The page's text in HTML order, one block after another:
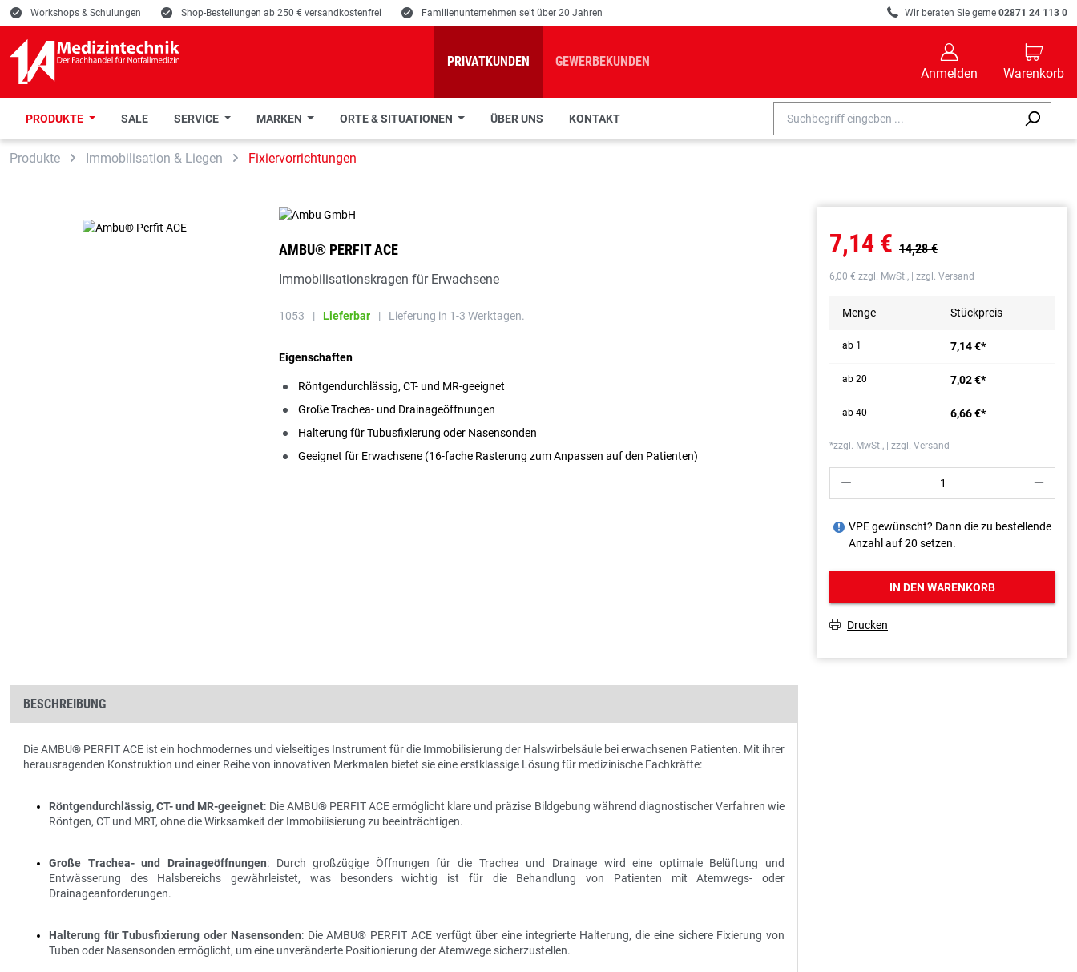
Zur Suche springen
Zur Hauptnavigation springen
E Workshops & Schulungen E Shop-Bestellungen ab 250 € versandkostenfrei E Familienunternehmen seit über 20 Jahren R Wir beraten Sie gerne 02871 24 113 0
PRIVATKUNDEN GEWERBEKUNDEN
B
Anmelden
C
Warenkorb
PRODUKTE SALE SERVICE MARKEN ORTE & SITUATIONEN ÜBER UNS KONTAKT
Produkte Immobilisation & Liegen Fixiervorrichtungen
AMBU® PERFIT ACE
Immobilisationskragen für Erwachsene
1053 | Lieferbar | Lieferung in 1-3 Werktagen.
Eigenschaften
Röntgendurchlässig, CT- und MR-geeignet
Große Trachea- und Drainageöffnungen
Halterung für Tubusfixierung oder Nasensonden
Geeignet für Erwachsene (16-fache Rasterung zum Anpassen auf den Patienten)
BESCHREIBUNG
Die AMBU® PERFIT ACE ist ein hochmodernes und vielseitiges Instrument für die Immobilisierung der Halswirbelsäule bei erwachsenen Patienten. Mit ihrer
herausragenden Konstruktion und einer Reihe von innovativen Merkmalen bietet sie eine erstklassige Lösung für medizinische Fachkräfte:
Röntgendurchlässig, CT- und MR-geeignet: Die AMBU® PERFIT ACE ermöglicht klare und präzise Bildgebung während diagnostischer Verfahren wie
Röntgen, CT und MRT, ohne die Wirksamkeit der Immobilisierung zu beeinträchtigen.
Große Trachea- und Drainageöffnungen: Durch großzügige Öffnungen für die Trachea und Drainage wird eine optimale Belüftung und
Entwässerung des Halsbereichs gewährleistet, was besonders wichtig ist für die Behandlung von Patienten mit Atemwegs- oder
Drainageanforderungen.
Halterung für Tubusfixierung oder Nasensonden: Die AMBU® PERFIT ACE verfügt über eine integrierte Halterung, die eine sichere Fixierung von
Tuben oder Nasensonden ermöglicht, um eine unveränderte Positionierung der Atemwege sicherzustellen.
7,14 € 14,28 €
6,00 € zzgl. MwSt., | zzgl. Versand
Menge Stückpreis
ab 1 7,14 €*
ab 20 7,02 €*
ab 40 6,66 €*
*zzgl. MwSt., | zzgl. Versand
P S
J VPE gewünscht? Dann die zu bestellende
Anzahl auf 20 setzen.
IN DEN WARENKORB
T Drucken